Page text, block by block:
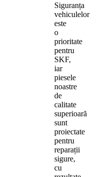
Siguranța
vehiculelor
este
o
prioritate
pentru
SKF,
iar
piesele
noastre
de
calitate
superioară
sunt
proiectate
pentru
reparații
sigure,
cu